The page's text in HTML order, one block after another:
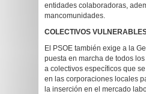
entidades colaboradoras,
mancomunidades.
COLECTIVOS
El PSOE también exige a la
puesta en marcha de todos
a colectivos específicos que
en las corporaciones locales
la inserción en el mercado